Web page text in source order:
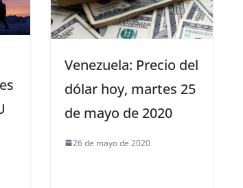
Venezuela: Precio del
dólar hoy, martes 25
de mayo de 2020
26 de mayo de 2020